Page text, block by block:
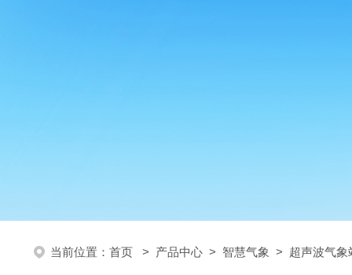
当前位置： 首页 > 产品中心 > 智慧气象 > 超声波气象